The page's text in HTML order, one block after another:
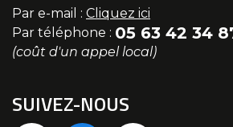
Par e-mail : Cliquez ici
Par téléphone : 05 63 42 34
(coût d'un appel local)
SUIVEZ-NOUS